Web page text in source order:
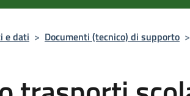
e dati > Documenti (tecnico) di supporto >